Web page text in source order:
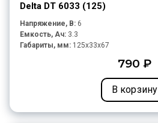
Delta DT 6033 (125)
Напряжение, В: 6
Емкость, Ач: 3.3
Габариты, мм: 125x33x67
790 ₽
В корзину